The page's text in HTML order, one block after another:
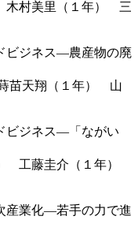
村美里（１年） 三
ビジネス―農産物の廃
苗天翔（１年） 山
ビジネス―「ながい
工藤圭介（１年）
産業化―若手の力で進